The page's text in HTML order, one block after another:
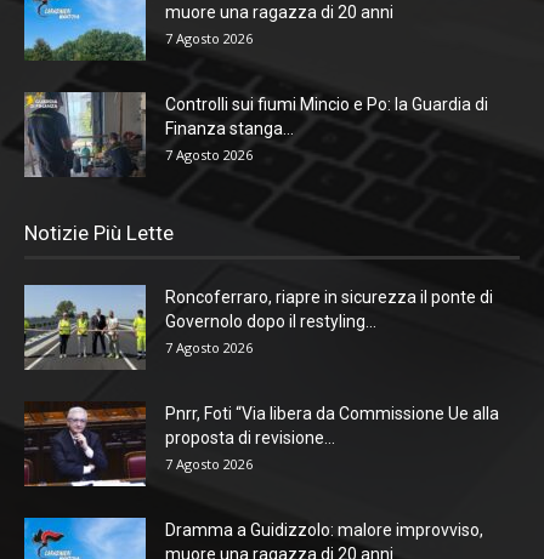
muore una ragazza di 20 anni
7 Agosto 2026
Controlli sui fiumi Mincio e Po: la Guardia di
Finanza stanga...
7 Agosto 2026
Notizie Più Lette
Roncoferraro, riapre in sicurezza il ponte di
Governolo dopo il restyling...
7 Agosto 2026
Pnrr, Foti “Via libera da Commissione Ue alla
proposta di revisione...
7 Agosto 2026
Dramma a Guidizzolo: malore improvviso,
muore una ragazza di 20 anni